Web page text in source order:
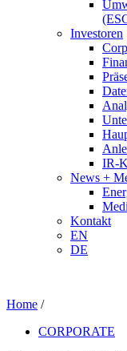
Investoren
IR-
News +
Kontakt
EN
DE
Home /
CORPORATE